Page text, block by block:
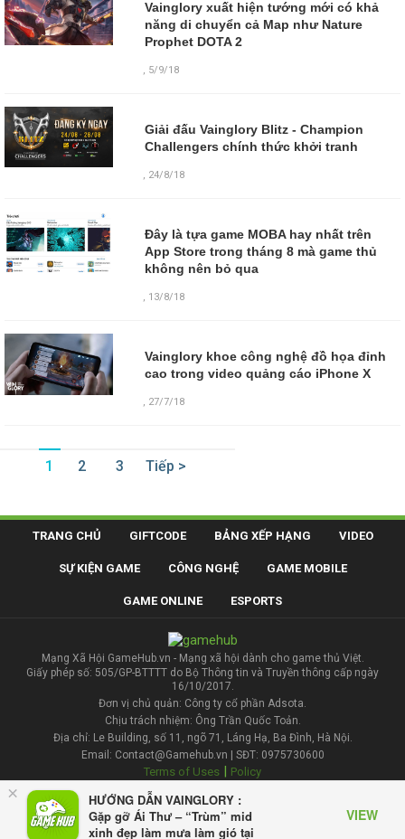
×
HƯỚNG DẪN VAINGLORY :
Gặp gỡ Ái Thư – “Trùm” mid
xinh đẹp làm mưa làm gió tại
VIEW
Vainglory xuất hiện tướng mới có khả
năng di chuyển cả Map như Nature
Prophet DOTA 2
, 5/9/18
Giải đấu Vainglory Blitz - Champion
Challengers chính thức khởi tranh
, 24/8/18
Đây là tựa game MOBA hay nhất trên
App Store trong tháng 8 mà game thủ
không nên bỏ qua
, 13/8/18
Vainglory khoe công nghệ đồ họa đỉnh
cao trong video quảng cáo iPhone X
, 27/7/18
1 2 3 Tiếp >
TRANG CHỦ GIFTCODE BẢNG XẾP HẠNG VIDEO
SỰ KIỆN GAME CÔNG NGHỆ GAME MOBILE
GAME ONLINE ESPORTS
Mạng Xã Hội GameHub.vn - Mạng xã hội dành cho game thủ Việt.
Giấy phép số: 505/GP-BTTTT do Bộ Thông tin và Truyền thông cấp ngày
16/10/2017.
Đơn vị chủ quản: Công ty cổ phần Adsota.
Chịu trách nhiệm: Ông Trần Quốc Toản.
Địa chỉ: Le Building, số 11, ngõ 71, Láng Hạ, Ba Đình, Hà Nội.
Email: Contact@Gamehub.vn | SĐT: 0975730600
Terms of Uses | Policy
Liên hệ đăng bài